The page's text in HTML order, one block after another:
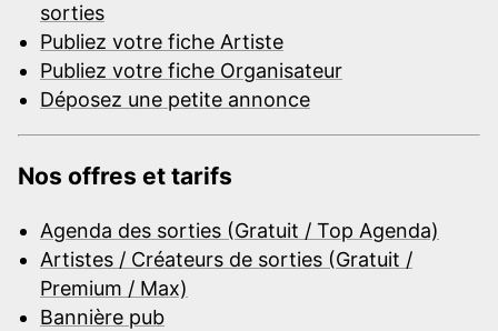
sorties
Publiez votre fiche Artiste
Publiez votre fiche Organisateur
Déposez une petite annonce
Nos offres et tarifs
Agenda des sorties (Gratuit / Top Agenda)
Artistes / Créateurs de sorties (Gratuit /
Premium / Max)
Bannière pub